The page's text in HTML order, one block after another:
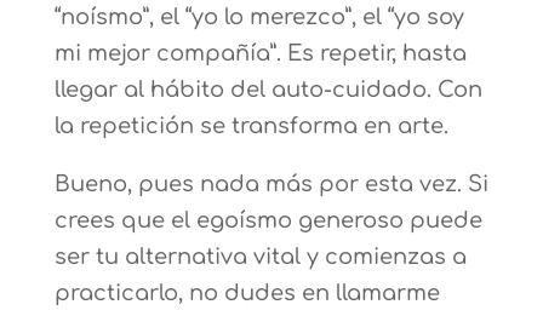
“noísmo”, el “yo lo merezco”, el “yo soy
mi mejor compañía”. Es repetir, hasta
llegar al hábito del auto-cuidado. Con
la repetición se transforma en arte.
Bueno, pues nada más por esta vez. Si
crees que el egoísmo generoso puede
ser tu alternativa vital y comienzas a
practicarlo, no dudes en llamarme